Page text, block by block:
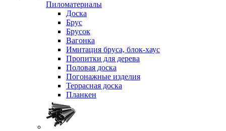
Пиломатериалы
Доска
Брус
Брусок
Вагонка
Имитация бруса, блок-хаус
Пропитки для дерева
Половая доска
Погонажные изделия
Террасная доска
Планкен